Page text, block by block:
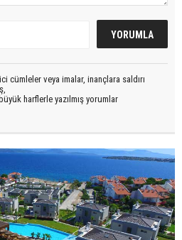
cümleler veya imalar, inançlara saldırı
harflerle yazılmış yorumlar